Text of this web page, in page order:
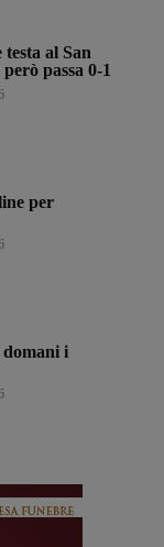
testa al San
passa 0-1
per
i